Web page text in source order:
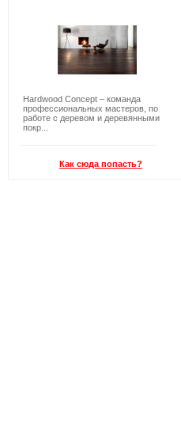
Hardwood Concept – команда
профессиональных мастеров, по
работе с деревом и деревянными
покр...
Как сюда попасть?